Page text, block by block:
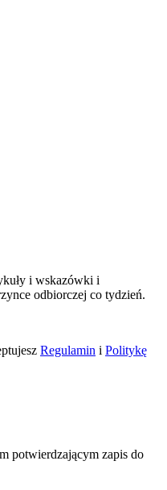
i wskazówki i
odbiorczej co tydzień.
Regulamin i Politykę
potwierdzającym zapis do